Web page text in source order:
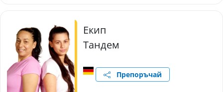
Екип
Тандем
Препоръчай